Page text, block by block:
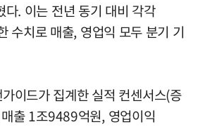
다. 이는 전년 동기 대비 각각
치로 매출, 영업익 모두 분기 기
이드가 집계한 실적 컨센서스(증
출 1조9489억원, 영업이익